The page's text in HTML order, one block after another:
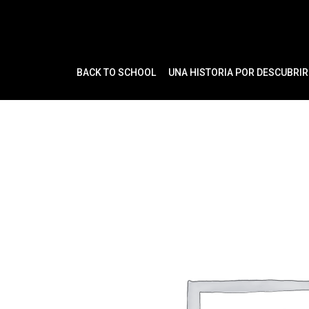
BACK TO SCHOOL UNA HISTORIA POR DESCUBRIR